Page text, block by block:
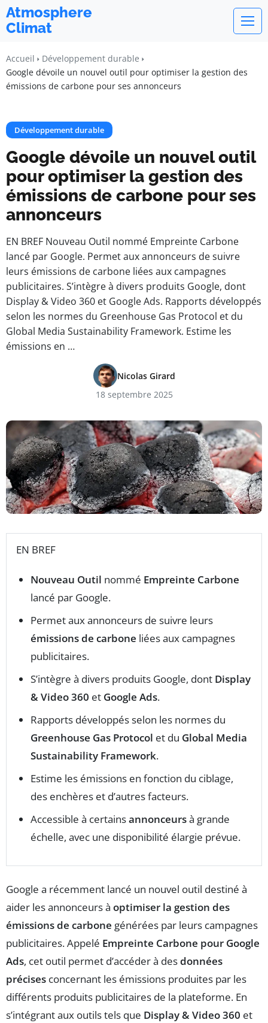
Atmosphere
Climat
Accueil
Développement durable
Google dévoile un nouvel outil pour optimiser la gestion des
émissions de carbone pour ses annonceurs
Développement durable
Google dévoile un nouvel outil
pour optimiser la gestion des
émissions de carbone pour ses
annonceurs
EN BREF Nouveau Outil nommé Empreinte Carbone
lancé par Google. Permet aux annonceurs de suivre
leurs émissions de carbone liées aux campagnes
publicitaires. S’intègre à divers produits Google, dont
Display & Video 360 et Google Ads. Rapports développés
selon les normes du Greenhouse Gas Protocol et du
Global Media Sustainability Framework. Estime les
émissions en …
Nicolas Girard
18 septembre 2025
EN BREF
Nouveau Outil nommé Empreinte Carbone
lancé par Google.
Permet aux annonceurs de suivre leurs
émissions de carbone liées aux campagnes
publicitaires.
S’intègre à divers produits Google, dont Display
& Video 360 et Google Ads.
Rapports développés selon les normes du
Greenhouse Gas Protocol et du Global Media
Sustainability Framework.
Estime les émissions en fonction du ciblage,
des enchères et d’autres facteurs.
Accessible à certainsannonceursà grande
échelle, avec une disponibilité élargie prévue.
Google a récemment lancé un nouvel outil destiné à
aider les annonceurs à optimiser la gestion des
émissions de carbone générées par leurs campagnes
publicitaires. Appelé Empreinte Carbone pour Google
Ads, cet outil permet d’accéder à desdonnées
précises concernant les émissions produites par les
différents produits publicitaires de la plateforme. En
s’intégrant aux outils tels que Display & Video 360 et